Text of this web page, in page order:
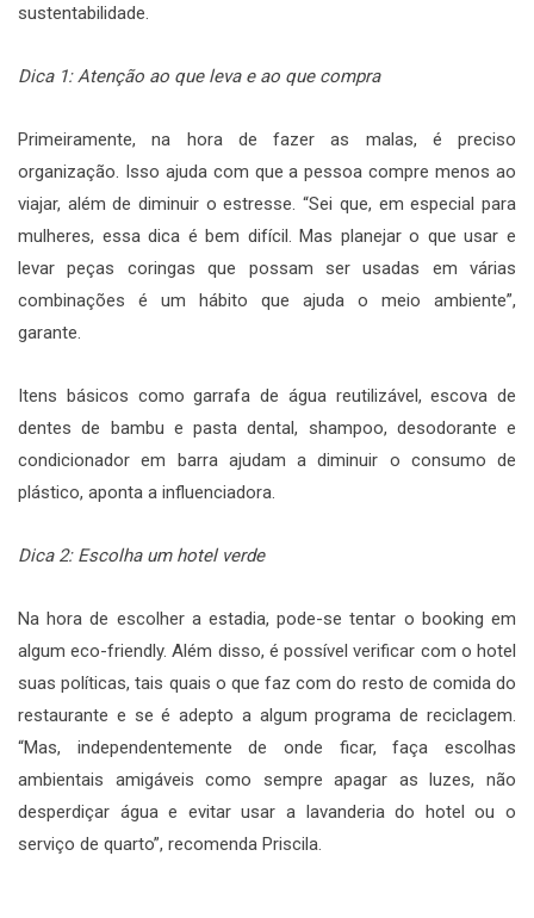
sustentabilidade.
Dica 1: Atenção ao que leva e ao que compra
Primeiramente, na hora de fazer as malas, é preciso
organização. Isso ajuda com que a pessoa compre menos ao
viajar, além de diminuir o estresse. “Sei que, em especial para
mulheres, essa dica é bem difícil. Mas planejar o que usar e
levar peças coringas que possam ser usadas em várias
combinações é um hábito que ajuda o meio ambiente”,
garante.
Itens básicos como garrafa de água reutilizável, escova de
dentes de bambu e pasta dental, shampoo, desodorante e
condicionador em barra ajudam a diminuir o consumo de
plástico, aponta a influenciadora.
Dica 2: Escolha um hotel verde
Na hora de escolher a estadia, pode-se tentar o booking em
algum eco-friendly. Além disso, é possível verificar com o hotel
suas políticas, tais quais o que faz com do resto de comida do
restaurante e se é adepto a algum programa de reciclagem.
“Mas, independentemente de onde ficar, faça escolhas
ambientais amigáveis como sempre apagar as luzes, não
desperdiçar água e evitar usar a lavanderia do hotel ou o
serviço de quarto”, recomenda Priscila.